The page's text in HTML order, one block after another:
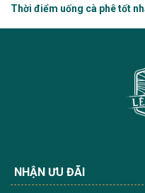
Thời điểm uống cà phê tốt
NHẬN ƯU ĐÃI